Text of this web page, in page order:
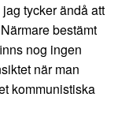
tycker ändå att
bestämt
nog ingen
när man
kommunistiska